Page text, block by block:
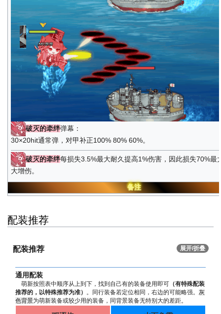
破灭的牵绊弹幕：
30×20hit通常弹，对甲补正100% 80% 60%。
破灭的牵绊每损失3.5%最大耐久提高1%伤害，因此损失70%最
大增伤。
备注
配装推荐
配装推荐 展开/折叠
通用配装
萌新按照表中顺序从上到下，找到自己有的装备使用即可（有特殊配装
推荐的，以特殊推荐为准）
。同行装备若定位相同，右边的可能略强。 灰
色背景为萌新装备或较少用的装备，同背景装备无特别大的差距。